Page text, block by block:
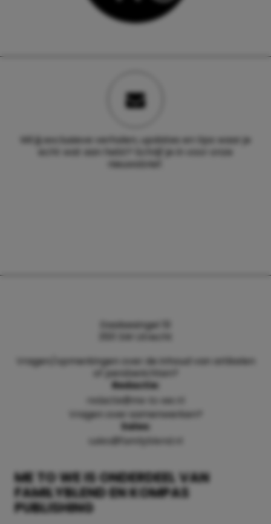
Wil jij exclusieve verhalen, updates en tips waar je
echt wat aan hebt? Schrijf je in voor onze
nieuwsbrief.
ME TO WE IS ONDERDEEL VAN
FAMILYBLEND EN KOMPAS
PUBLISHING
Daalsesingel 51
3511 SW Utrecht
Vragen/opmerkingen over de inhoud van artikelen
of persberichten?
Redactie:
redactie@me-to-we.nl
Vragen over samenwerken?
Sales:
sales@familyblend.nl